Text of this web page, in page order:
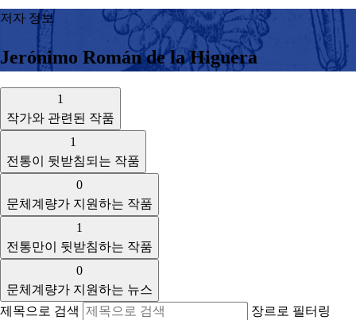
저자 정보
Jerónimo Román de la Higuera
1
작가와 관련된 작품
1
전통이 뒷받침되는 작품
0
문체계량가 지원하는 작품
1
전통만이 뒷받침하는 작품
0
문체계량가 지원하는 뉴스
제목으로 검색
장르로 필터링